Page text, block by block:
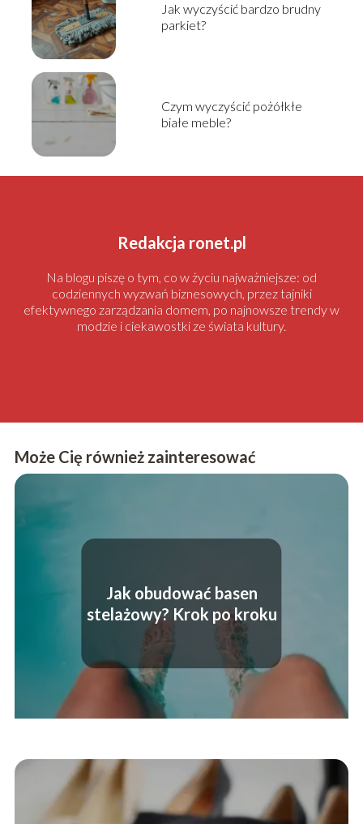
Jak wyczyścić bardzo brudny
parkiet?
Czym wyczyścić pożółkłe
białe meble?
Redakcja ronet.pl
Na blogu piszę o tym, co w życiu najważniejsze: od
codziennych wyzwań biznesowych, przez tajniki
efektywnego zarządzania domem, po najnowsze trendy w
modzie i ciekawostki ze świata kultury.
Może Cię również zainteresować
Jak obudować basen
stelażowy? Krok po kroku